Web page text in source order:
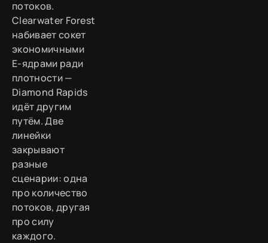
потоков.
Clearwater Forest
набивает сокет
экономичными
E-ядрами ради
плотности —
Diamond Rapids
идёт другим
путём. Две
линейки
закрывают
разные
сценарии: одна
про количество
потоков, другая
про силу
каждого.